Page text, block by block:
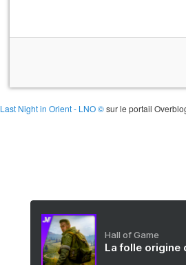
Last Night in Orient - LNO ©sur le portail
Hall of Game
La folle origine